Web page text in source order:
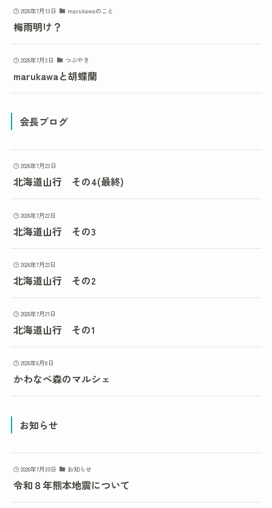
2026年7月13日 marukawaのこと
梅雨明け？
2026年7月3日 つぶやき
marukawaと胡蝶蘭
会長ブログ
2026年7月23日
北海道山行 その4(最終)
2026年7月22日
北海道山行 その3
2026年7月22日
北海道山行 その2
2026年7月21日
北海道山行 その1
2026年6月8日
かわなべ森のマルシェ
お知らせ
2026年7月30日 お知らせ
令和８年熊本地震について